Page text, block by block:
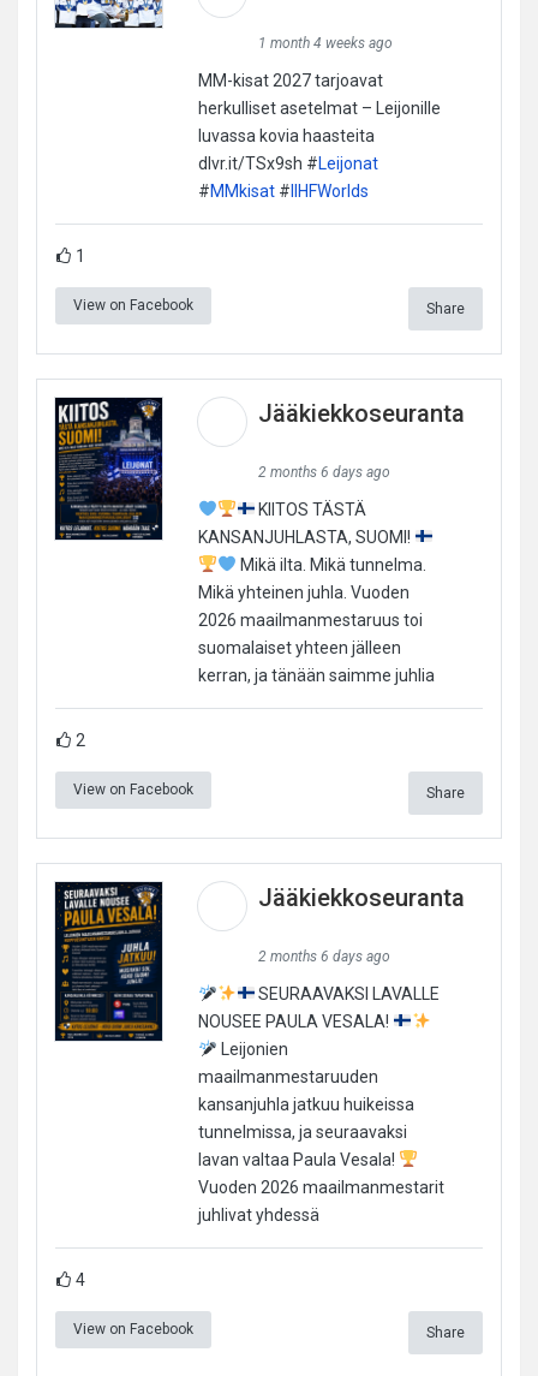
1 month 4 weeks ago
MM-kisat 2027 tarjoavat
herkulliset asetelmat – Leijonille
luvassa kovia haasteita
dlvr.it/TSx9sh #Leijonat
#MMkisat#IIHFWorlds
1
View on Facebook Share
Jääkiekkoseuranta
2 months 6 days ago
KIITOS TÄSTÄ
KANSANJUHLASTA, SUOMI!
Mikä ilta. Mikä tunnelma.
Mikä yhteinen juhla. Vuoden
2026 maailmanmestaruus toi
suomalaiset yhteen jälleen
kerran, ja tänään saimme juhlia
2
View on Facebook Share
Jääkiekkoseuranta
2 months 6 days ago
SEURAAVAKSI LAVALLE
NOUSEE PAULA VESALA!
Leijonien
maailmanmestaruuden
kansanjuhla jatkuu huikeissa
tunnelmissa, ja seuraavaksi
lavan valtaa Paula Vesala!
Vuoden 2026 maailmanmestarit
juhlivat yhdessä
4
View on Facebook Share